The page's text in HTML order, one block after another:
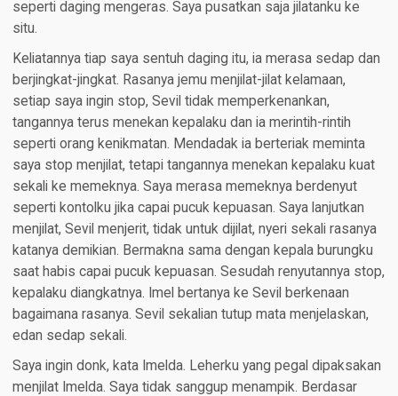
seperti daging mengeras. Saya pusatkan saja jilatanku ke
situ.
Keliatannya tiap saya sentuh daging itu, ia merasa sedap dan
berjingkat-jingkat. Rasanya jemu menjilat-jilat kelamaan,
setiap saya ingin stop, Sevil tidak memperkenankan,
tangannya terus menekan kepalaku dan ia merintih-rintih
seperti orang kenikmatan. Mendadak ia berteriak meminta
saya stop menjilat, tetapi tangannya menekan kepalaku kuat
sekali ke memeknya. Saya merasa memeknya berdenyut
seperti kontolku jika capai pucuk kepuasan. Saya lanjutkan
menjilat, Sevil menjerit, tidak untuk dijilat, nyeri sekali rasanya
katanya demikian. Bermakna sama dengan kepala burungku
saat habis capai pucuk kepuasan. Sesudah renyutannya stop,
kepalaku diangkatnya. Imel bertanya ke Sevil berkenaan
bagaimana rasanya. Sevil sekalian tutup mata menjelaskan,
edan sedap sekali.
Saya ingin donk, kata Imelda. Leherku yang pegal dipaksakan
menjilat Imelda. Saya tidak sanggup menampik. Berdasar